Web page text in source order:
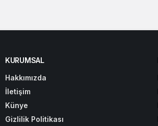
KURUMSAL
Hakkımızda
İletişim
Künye
Gizlilik Politikası